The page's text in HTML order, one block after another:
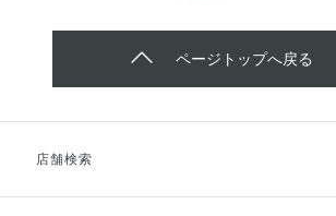
ページトップへ戻る
店舗検索